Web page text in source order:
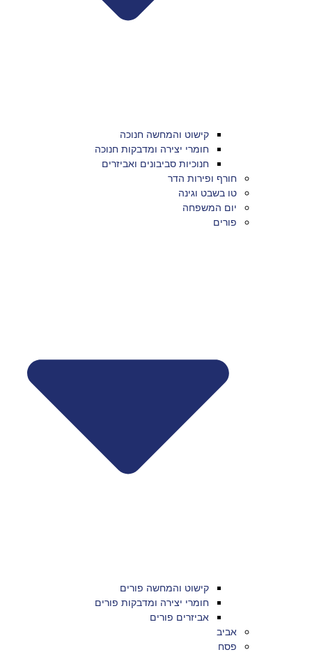
קישוט והמחשה חנוכה
חומרי יצירה ומדבקות חנוכה
חנוכיות סביבונים ואביזרים
חורף ופירות הדר
טו בשבט וגינה
יום המשפחה
פורים
קישוט והמחשה פורים
חומרי יצירה ומדבקות פורים
אביזרים פורים
אביב
פסח